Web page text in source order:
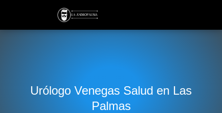
Urólogo Venegas Salud en Las
Palmas